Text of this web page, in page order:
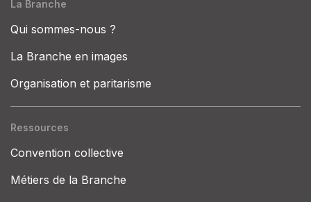
La Branche
Qui sommes-nous ?
La Branche en images
Organisation et paritarisme
Ressources
Convention collective
Métiers de la Branche